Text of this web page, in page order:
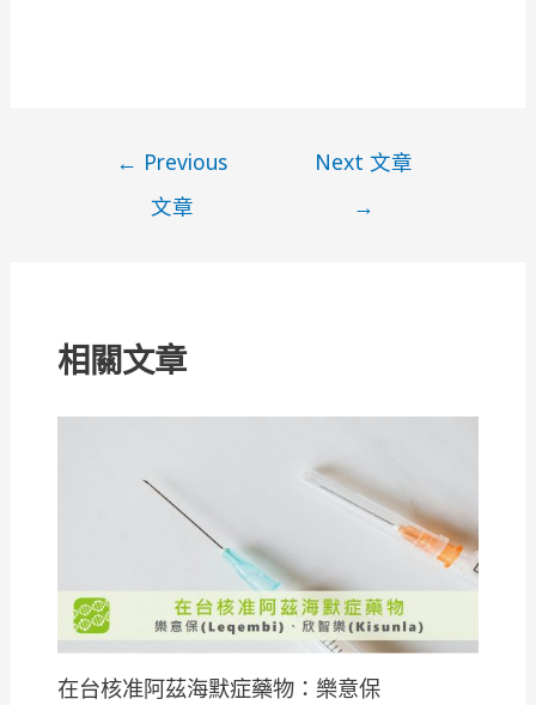
← Previous
文章
Next 文章
→
相關文章
在台核准阿茲海默症藥物：樂意保